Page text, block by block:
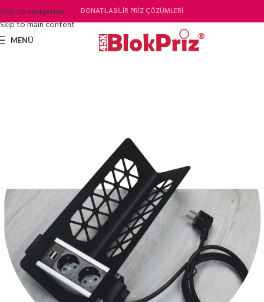
Skip to navigation
Skip to main content
DONATILABİLİR PRİZ ÇÖZÜMLERİ
MENÜ